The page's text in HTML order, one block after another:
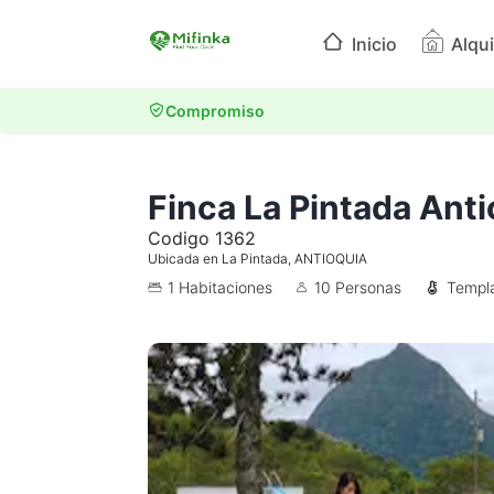
Inicio
Alquiler
vacacional
departamento y ciudad.
Compromiso
Finca La Pintada
Codigo 1362
Ubicada en La Pintada, ANTIOQUIA
1 Habitaciones 10 Personas